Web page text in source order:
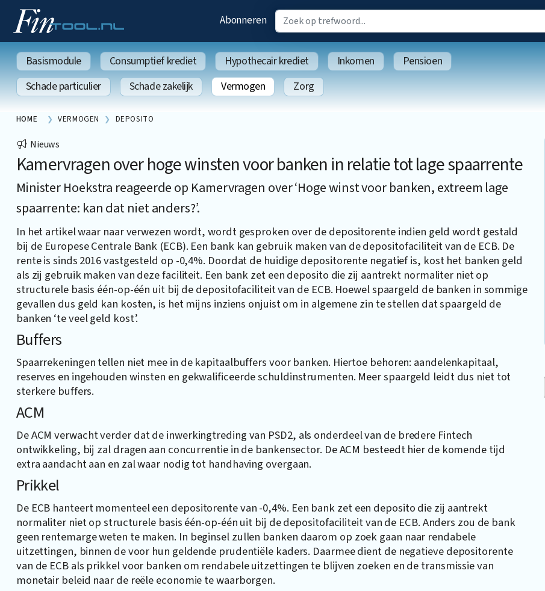
Abonneren
Basismodule Consumptief krediet Hypothecair krediet Inkomen
Pensioen
Schade particulier
Schade zakelijk Vermogen Zorg
HOME VERMOGEN DEPOSITO
Nieuws
Kamervragen over hoge winsten voor banken in relatie tot lage spaarrente
Minister Hoekstra reageerde op Kamervragen over ‘Hoge winst voor banken, extreem lage
spaarrente: kan dat niet anders?’.
In het artikel waar naar verwezen wordt, wordt gesproken over de depositorente indien geld wordt gestald
bij de Europese Centrale Bank (ECB). Een bank kan gebruik maken van de depositofaciliteit van de ECB. De
rente is sinds 2016 vastgesteld op -0,4%. Doordat de huidige depositorente negatief is, kost het banken geld
als zij gebruik maken van deze faciliteit. Een bank zet een deposito die zij aantrekt normaliter niet op
structurele basis één-op-één uit bij de depositofaciliteit van de ECB. Hoewel spaargeld de banken in sommige
gevallen dus geld kan kosten, is het mijns inziens onjuist om in algemene zin te stellen dat spaargeld de
banken ‘te veel geld kost’.
Buffers
Spaarrekeningen tellen niet mee in de kapitaalbuffers voor banken. Hiertoe behoren: aandelenkapitaal,
reserves en ingehouden winsten en gekwalificeerde schuldinstrumenten. Meer spaargeld leidt dus niet tot
sterkere buffers.
ACM
De ACM verwacht verder dat de inwerkingtreding van PSD2, als onderdeel van de bredere Fintech
ontwikkeling, bij zal dragen aan concurrentie in de bankensector. De ACM besteedt hier de komende tijd
extra aandacht aan en zal waar nodig tot handhaving overgaan.
Prikkel
De ECB hanteert momenteel een depositorente van -0,4%. Een bank zet een deposito die zij aantrekt
normaliter niet op structurele basis één-op-één uit bij de depositofaciliteit van de ECB. Anders zou de bank
geen rentemarge weten te maken. In beginsel zullen banken daarom op zoek gaan naar rendabele
uitzettingen, binnen de voor hun geldende prudentiële kaders. Daarmee dient de negatieve depositorente
van de ECB als prikkel voor banken om rendabele uitzettingen te blijven zoeken en de transmissie van
monetair beleid naar de reële economie te waarborgen.